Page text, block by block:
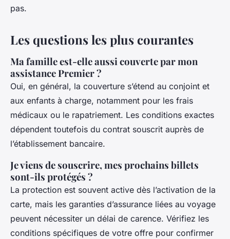
pas.
Les questions les plus courantes
Ma famille est-elle aussi couverte par mon
assistance Premier ?
Oui, en général, la couverture s’étend au conjoint et
aux enfants à charge, notamment pour les frais
médicaux ou le rapatriement. Les conditions exactes
dépendent toutefois du contrat souscrit auprès de
l’établissement bancaire.
Je viens de souscrire, mes prochains billets
sont-ils protégés ?
La protection est souvent active dès l’activation de la
carte, mais les garanties d’assurance liées au voyage
peuvent nécessiter un délai de carence. Vérifiez les
conditions spécifiques de votre offre pour confirmer